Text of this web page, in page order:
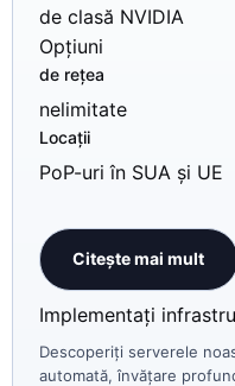
de clasă NVIDIA
Opțiuni
de rețea
nelimitate
Locații
PoP-uri în SUA și UE
Citește mai mult
Implementați
Descoperiți serverele
automată, învățare